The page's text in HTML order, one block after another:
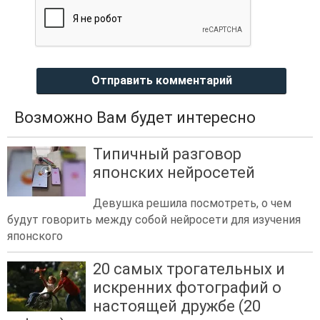
Отправить комментарий
Возможно Вам будет интересно
Типичный разговор
японских нейросетей
Девушка решила посмотреть, о чем
будут говорить между собой нейросети для изучения
японского
20 самых трогательных и
искренних фотографий о
настоящей дружбе (20